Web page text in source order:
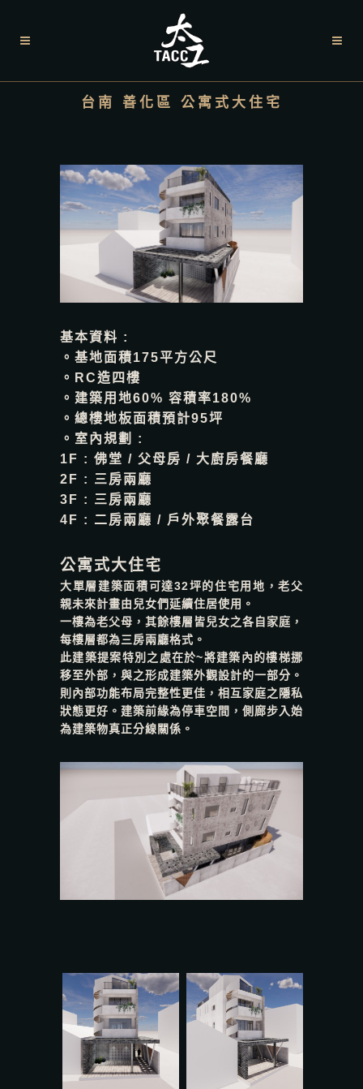
台南 善化區 公寓式大住宅
基本資料 :
。基地面積175平方公尺
。RC造四樓
。建築用地60% 容積率180%
。總樓地板面積預計95坪
。室內規劃 :
1F : 佛堂 / 父母房 / 大廚房餐廳
2F : 三房兩廳
3F : 三房兩廳
4F : 二房兩廳 / 戶外聚餐露台
公寓式大住宅
大單層建築面積可達32坪的住宅用地，老父
親未來計畫由兒女們延續住居使用。
一樓為老父母，其餘樓層皆兒女之各自家庭，
每樓層都為三房兩廳格式。
此建築提案特別之處在於~將建築內的樓梯挪
移至外部， 與之形成建築外觀設計的一部分。
則內部功能布局完整性更佳， 相互家庭之隱私
狀態更好。建築前緣為停車空間， 側廊步入始
為建築物真正分線關係。